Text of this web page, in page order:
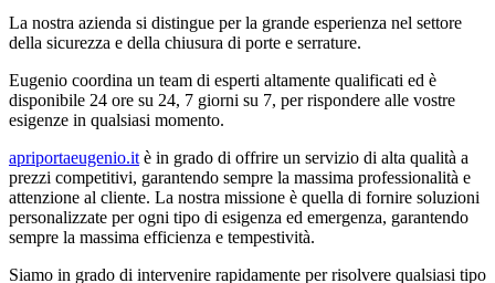
La nostra azienda si distingue per la grande esperienza nel settore
della sicurezza e della chiusura di porte e serrature.
Eugenio coordina un team di esperti altamente qualificati ed è
disponibile 24 ore su 24, 7 giorni su 7, per rispondere alle vostre
esigenze in qualsiasi momento.
apriportaeugenio.itè in grado di offrire un servizio di alta qualità a
prezzi competitivi, garantendo sempre la massima professionalità e
attenzione al cliente. La nostra missione è quella di fornire soluzioni
personalizzate per ogni tipo di esigenza ed emergenza, garantendo
sempre la massima efficienza e tempestività.
Siamo in grado di intervenire rapidamente per risolvere qualsiasi tipo